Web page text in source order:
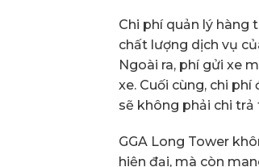
Chi phí quản lý hàng
chất lượng dịch vụ
Ngoài ra, phí gửi xe
xe. Cuối cùng, chi
sẽ không phải chi
GGA Long Tower
hiện đại, mà còn